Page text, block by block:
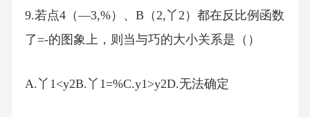
9.若点4（—3,%）、B（2,丫2）都在反比例函数
了=-的图象上，则当与巧的大小关系是（）
A.丫1<y2B.丫1=%C.y1>y2D.无法确定